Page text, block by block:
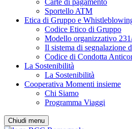
Carte di pagamento
Sportello ATM
Etica di Gruppo e
Codice Etico di Gruppo
Modello organizzativo
Il sistema di
Codice di Condotta
La Sostenibilità
La Sostenibilità
Cooperativa Momenti insieme
Chi Siamo
Programma Viaggi
Chiudi menu